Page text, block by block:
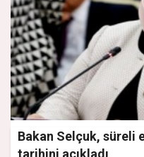
Bakan Selçuk, süreli
tarihini açıkladı